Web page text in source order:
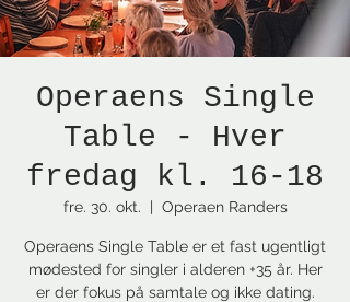
Operaens Single
Table - Hver
fredag kl. 16-18
fre. 30. okt.
  |
Operaen Randers
Operaens Single Table er et fast ugentligt
mødested for singler i alderen +35 år. Her
er der fokus på samtale og ikke dating.